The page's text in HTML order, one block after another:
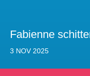
Fabienne
3 NOV 2025